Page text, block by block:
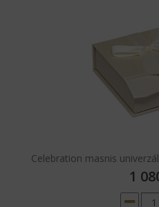
Celebration masnis
1